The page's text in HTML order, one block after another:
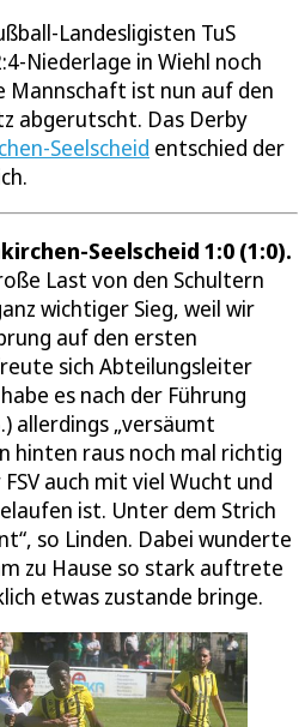
Landesligisten TuS
Niederlage in Wiehl noch
Mannschaft ist nun auf den
abgerutscht. Das Derby
Seelscheid entschied der
Seelscheid 1:0 (1:0).
Last von den Schultern
wichtiger Sieg, weil wir
auf den ersten
sich Abteilungsleiter
es nach der Führung
allerdings „versäumt
hinten raus noch mal richtig
auch mit viel Wucht und
ist. Unter dem Strich
so Linden. Dabei wunderte
zu Hause so stark auftrete
etwas zustande bringe.